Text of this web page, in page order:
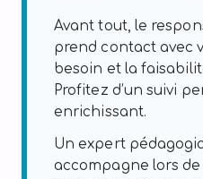
Avant tout, le
prend contact avec
besoin et la
Profitez d’un suivi
enrichissant.
Un expert
accompagne lors